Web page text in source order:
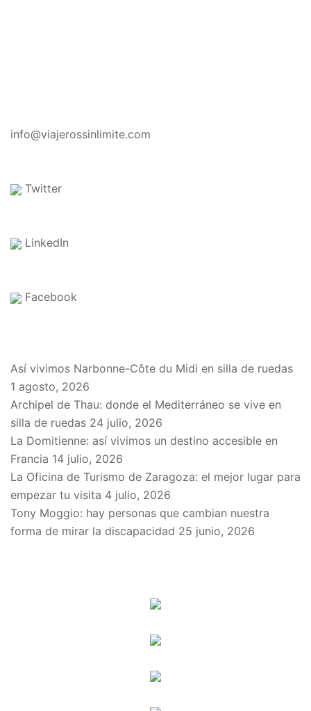
info@viajerossinlimite.com
Twitter
LinkedIn
Facebook
Así vivimos Narbonne-Côte du Midi en silla de ruedas
1 agosto, 2026
Archipel de Thau: donde el Mediterráneo se vive en
silla de ruedas 24 julio, 2026
La Domitienne: así vivimos un destino accesible en
Francia 14 julio, 2026
La Oficina de Turismo de Zaragoza: el mejor lugar para
empezar tu visita 4 julio, 2026
Tony Moggio: hay personas que cambian nuestra
forma de mirar la discapacidad 25 junio, 2026